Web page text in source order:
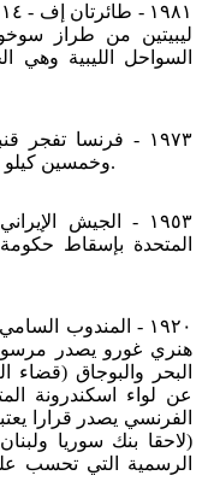
السواحل الليبية وهي
١٩٧٣ - فرنسا تفجر
وخمسين كيلو مترا من جزيرة تاهيتي بالمحيط الهادي.
١٩٥٣ - الجيش
المتحدة بإسقاط
١٩٢٠ - المندوب
هنري غورو يصدر
البحر والبوجاق (قضاء
عن لواء اسكندرونة
الفرنسي يصدر قرارا
(لاحقا بنك سوريا
الرسمية التي تحسب